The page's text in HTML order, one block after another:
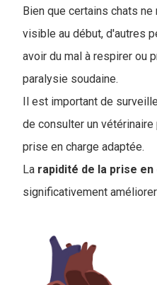
Bien que certains chats ne
visible au début, d'autres
avoir du mal à respirer ou
paralysie soudaine.
Il est important de
de consulter un
prise en charge adaptée.
La rapidité de la prise en
significativement